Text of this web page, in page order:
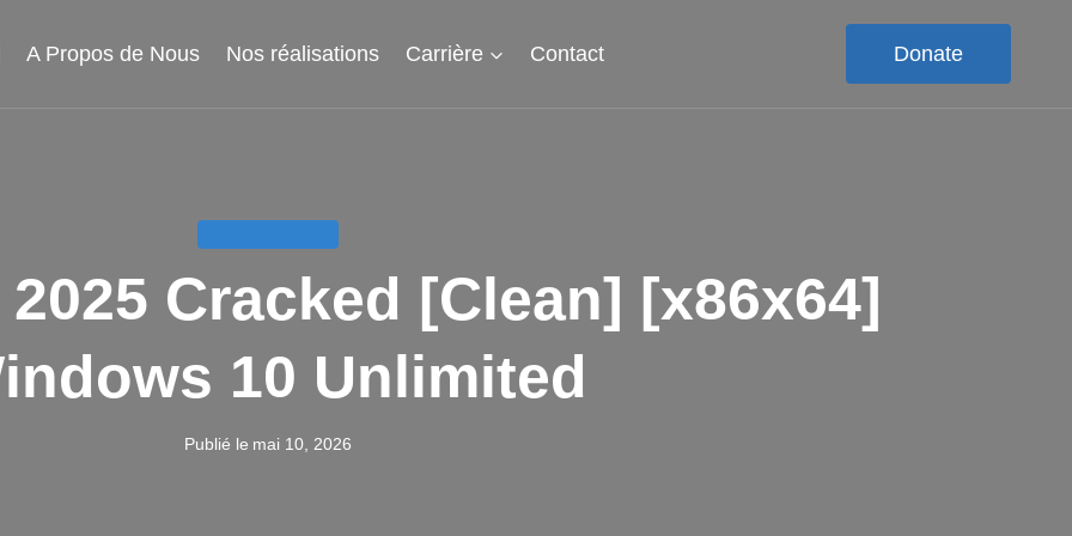
A Propos de Nous Nos réalisations Carrière Contact Donate
2025 Cracked [Clean] [x86x64]
10 Unlimited
Publié le mai 10, 2026